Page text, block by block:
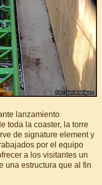
lanzamiento
toda la coaster, la torre
de signature element y
por el equipo
a los visitantes un
una estructura que al fin